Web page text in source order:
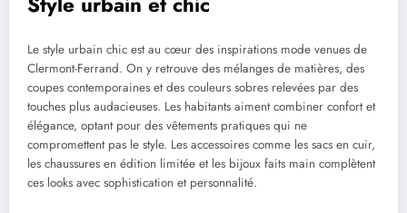
Le style urbain chic est au cœur des inspirations mode venues de
Clermont-Ferrand. On y retrouve des mélanges de matières, des
coupes contemporaines et des couleurs sobres relevées par des
touches plus audacieuses. Les habitants aiment combiner confort et
élégance, optant pour des vêtements pratiques qui ne
compromettent pas le style. Les accessoires comme les sacs en cuir,
les chaussures en édition limitée et les bijoux faits main complètent
ces looks avec sophistication et personnalité.